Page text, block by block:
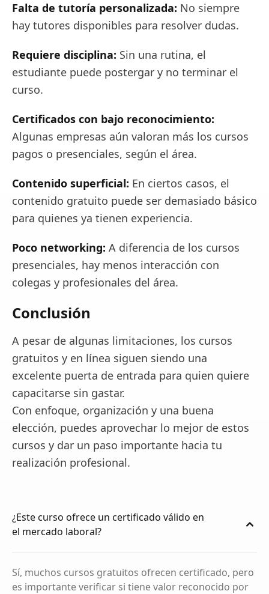
Falta de tutoría personalizada: No siempre
hay tutores disponibles para resolver dudas.
Requiere disciplina: Sin una rutina, el
estudiante puede postergar y no terminar el
curso.
Certificados con bajo reconocimiento:
Algunas empresas aún valoran más los cursos
pagos o presenciales, según el área.
Contenido superficial: En ciertos casos, el
contenido gratuito puede ser demasiado básico
para quienes ya tienen experiencia.
Poco networking: A diferencia de los cursos
presenciales, hay menos interacción con
colegas y profesionales del área.
Conclusión
A pesar de algunas limitaciones, los cursos
gratuitos y en línea siguen siendo una
excelente puerta de entrada para quien quiere
capacitarse sin gastar.
Con enfoque, organización y una buena
elección, puedes aprovechar lo mejor de estos
cursos y dar un paso importante hacia tu
realización profesional.
¿Este curso ofrece un certificado válido en
el mercado laboral?
Sí, muchos cursos gratuitos ofrecen certificado, pero
es importante verificar si tiene valor reconocido por